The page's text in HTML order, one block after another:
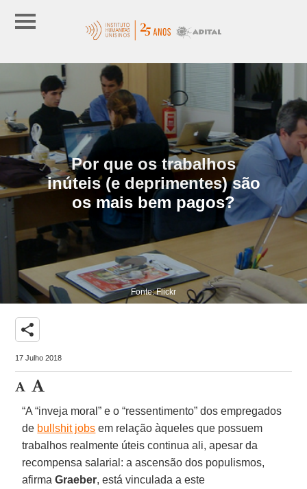
Por que os trabalhos
inúteis (e deprimentes) são
os mais bem pagos?
Fonte: Flickr
share
17 Julho 2018
“A “inveja moral” e o “ressentimento” dos empregados
de bullshit jobs em relação àqueles que possuem
trabalhos realmente úteis continua ali, apesar da
recompensa salarial: a ascensão dos populismos,
afirmaGraeber, está vinculada a este